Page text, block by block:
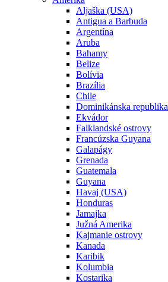
Aljaška (USA)
Antigua a Barbuda
Argentína
Aruba
Bahamy
Belize
Bolívia
Brazília
Chile
Dominikánska republika
Ekvádor
Falklandské ostrovy
Francúzska Guyana
Galapágy
Grenada
Guatemala
Guyana
Havaj (USA)
Honduras
Jamajka
Južná Amerika
Kajmanie ostrovy
Kanada
Karibik
Kolumbia
Kostarika